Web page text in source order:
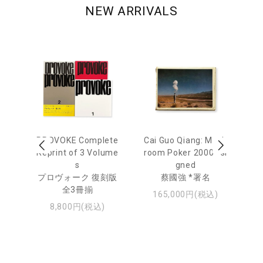
NEW ARRIVALS
PROVOKE Complete
Reprint of 3 Volume
s
プロヴォーク 復刻版
全3冊揃
8,800円(税込)
Cai Guo Qiang: Mush
room Poker 2000 *si
gned
蔡國強 *署名
165,000円(税込)